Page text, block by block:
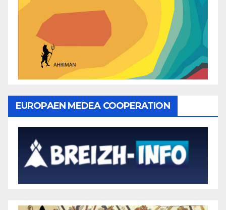
EUROPAEN MEDEA COOPERATION